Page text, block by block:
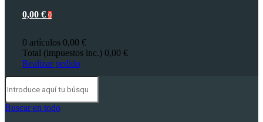
0,00 € 0
0 artículos 0,00 €
Total (impuestos inc.) 0,00 €
Realizar pedido
Buscar en todo